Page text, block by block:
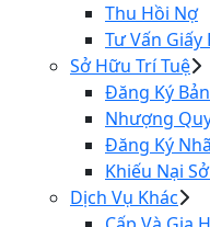
Thu Hồi Nợ
Tư Vấn Giấy
Sở Hữu Trí Tuệ
Đăng Ký
Nhượng
Đăng Ký
Khiếu Nại
Dịch Vụ Khác